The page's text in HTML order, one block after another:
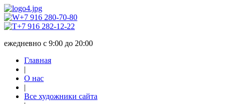
+7 916 280-70-80
+7 916 282-12-22
ежедневно с 9:00 до 20:00
Главная
|
О нас
|
Все художники сайта